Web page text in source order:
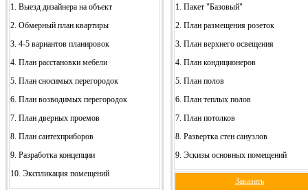
1. Выезд дизайнера на объект
2. Обмерный план квартиры
3. 4-5 вариантов планировок
4. План расстановки мебели
5. План сносимых перегородок
6. План возводимых перегородок
7. План дверных проемов
8. План сантехприборов
9. Разработка концепции
10. Экспликация помещений
1. Пакет "Базовый"
2. План размещения розеток
3. План верхнего освещения
4. План кондиционеров
5. План полов
6. План теплых полов
7. План потолков
8. Развертка стен санузлов
9. Эскизы основных помещений
Заказать